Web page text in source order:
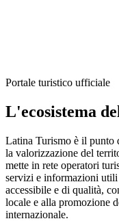
Portale turistico ufficiale
L'ecosistema
Latina Turismo è il punto
la valorizzazione del
mette in rete operatori
servizi e informazioni
accessibile e di qualità,
locale e alla promozione
internazionale.